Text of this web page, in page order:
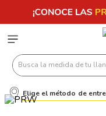
Busca la medida de
Elige el método de